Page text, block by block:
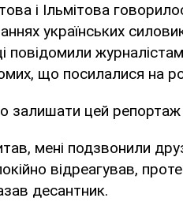
і Ільмітова
українських
повідомили
що посилалися на
залишати цей репортаж
мені подзвонили
відреагував,
десантник.